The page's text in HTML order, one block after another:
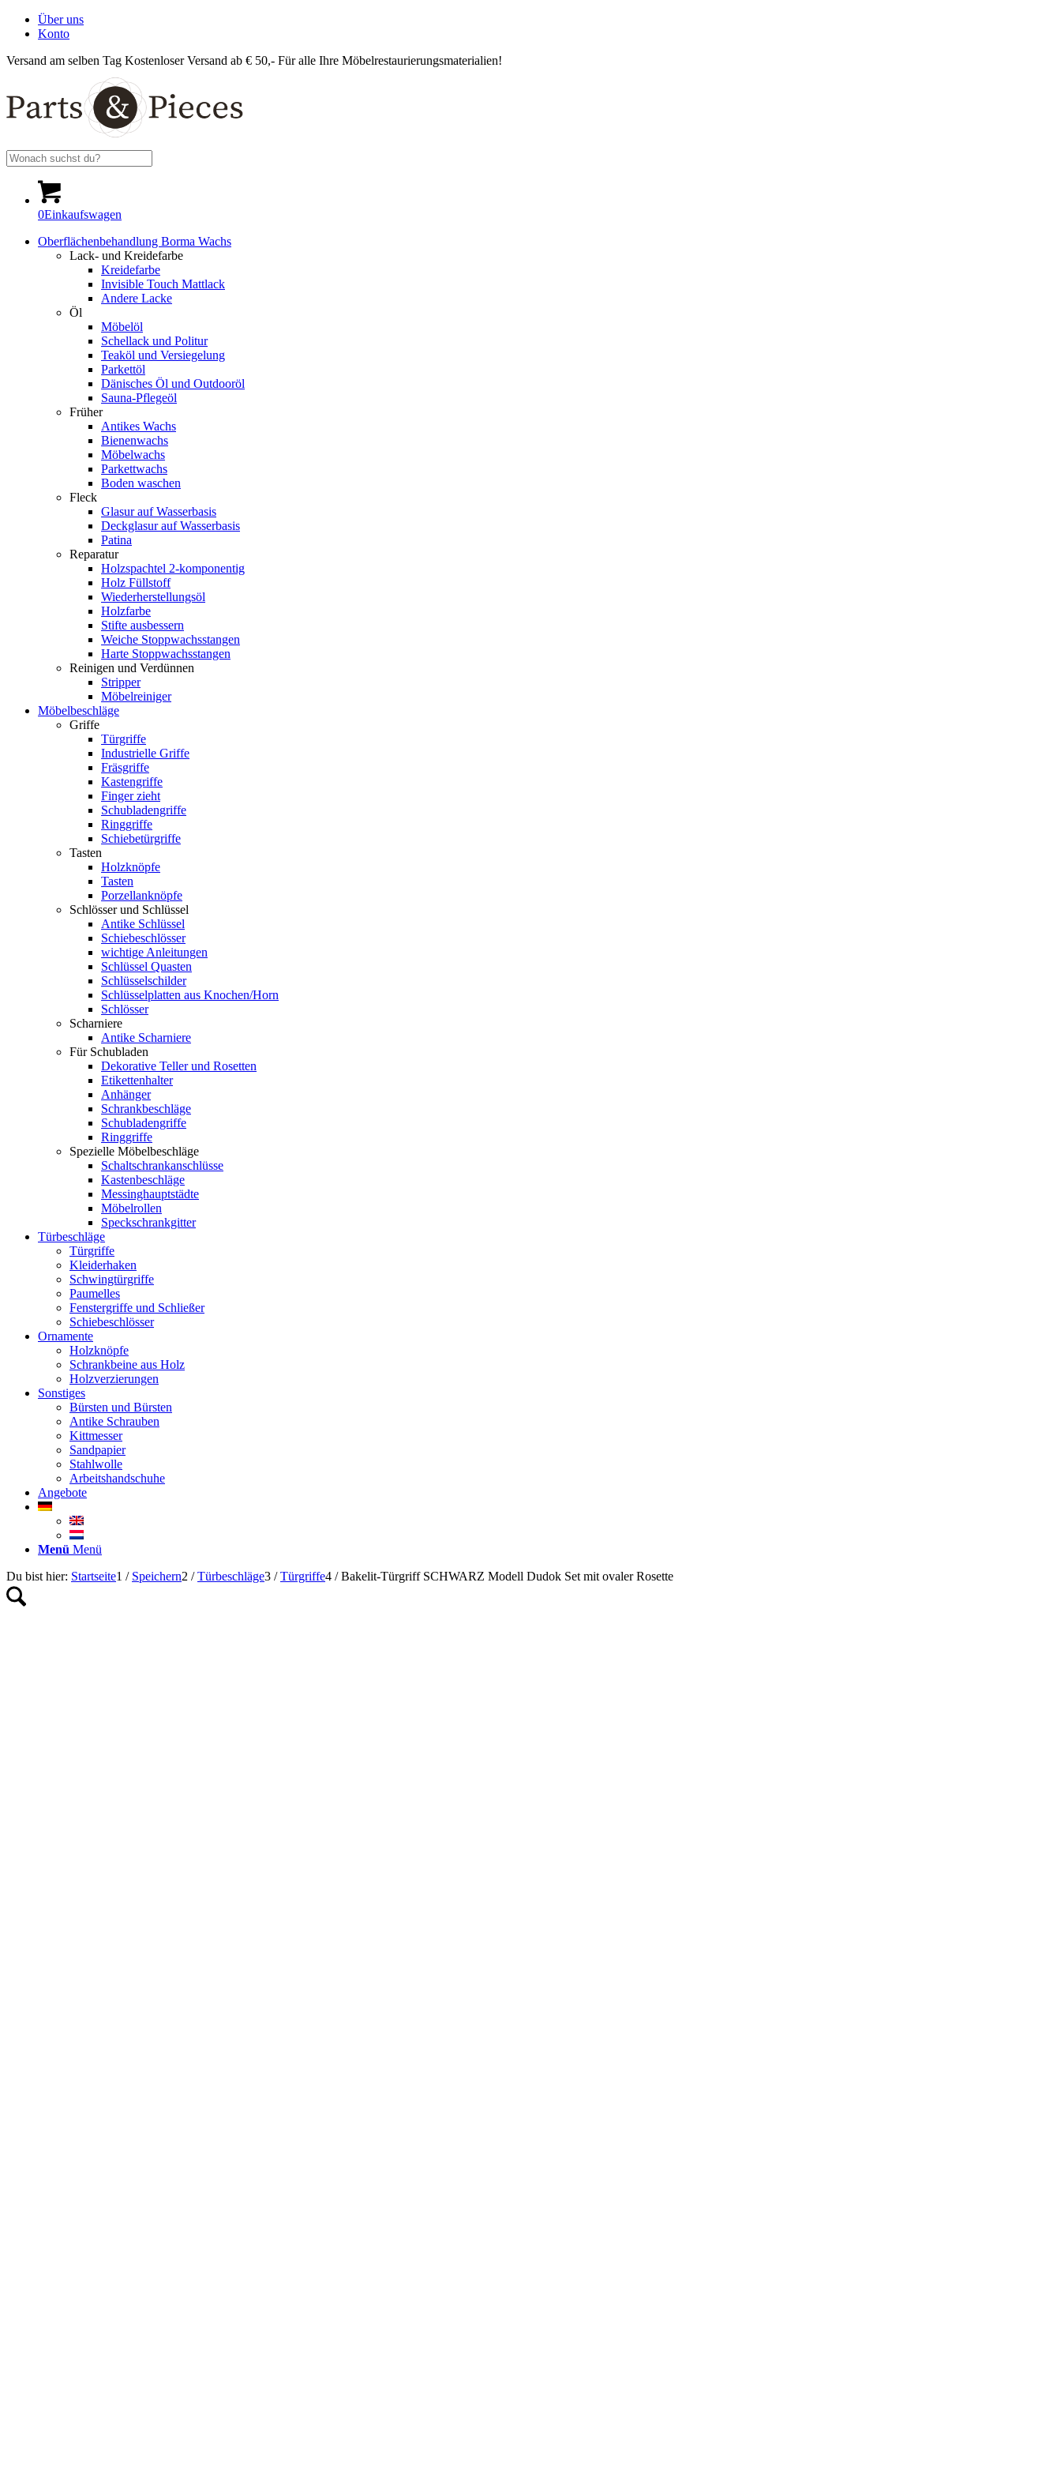
Über uns
Konto
Versand am selben Tag Kostenloser Versand ab € 50,- Für alle Ihre Möbelrestaurierungsmaterialien!
0Einkaufswagen
Oberflächenbehandlung Borma Wachs
Lack- und Kreidefarbe
Kreidefarbe
Invisible Touch Mattlack
Andere Lacke
Öl
Möbelöl
Schellack und Politur
Teaköl und Versiegelung
Parkettöl
Dänisches Öl und Outdooröl
Sauna-Pflegeöl
Früher
Antikes Wachs
Bienenwachs
Möbelwachs
Parkettwachs
Boden waschen
Fleck
Glasur auf Wasserbasis
Deckglasur auf Wasserbasis
Patina
Reparatur
Holzspachtel 2-komponentig
Holz Füllstoff
Wiederherstellungsöl
Holzfarbe
Stifte ausbessern
Weiche Stoppwachsstangen
Harte Stoppwachsstangen
Reinigen und Verdünnen
Stripper
Möbelreiniger
Möbelbeschläge
Griffe
Türgriffe
Industrielle Griffe
Fräsgriffe
Kastengriffe
Finger zieht
Schubladengriffe
Ringgriffe
Schiebetürgriffe
Tasten
Holzknöpfe
Tasten
Porzellanknöpfe
Schlösser und Schlüssel
Antike Schlüssel
Schiebeschlösser
wichtige Anleitungen
Schlüssel Quasten
Schlüsselschilder
Schlüsselplatten aus Knochen/Horn
Schlösser
Scharniere
Antike Scharniere
Für Schubladen
Dekorative Teller und Rosetten
Etikettenhalter
Anhänger
Schrankbeschläge
Schubladengriffe
Ringgriffe
Spezielle Möbelbeschläge
Schaltschrankanschlüsse
Kastenbeschläge
Messinghauptstädte
Möbelrollen
Speckschrankgitter
Türbeschläge
Türgriffe
Kleiderhaken
Schwingtürgriffe
Paumelles
Fenstergriffe und Schließer
Schiebeschlösser
Ornamente
Holzknöpfe
Schrankbeine aus Holz
Holzverzierungen
Sonstiges
Bürsten und Bürsten
Antike Schrauben
Kittmesser
Sandpapier
Stahlwolle
Arbeitshandschuhe
Angebote
Menü Menü
Du bist hier: Startseite1 / Speichern2 / Türbeschläge3 / Türgriffe4 / Bakelit-Türgriff SCHWARZ Modell Dudok Set mit ovaler Rosette